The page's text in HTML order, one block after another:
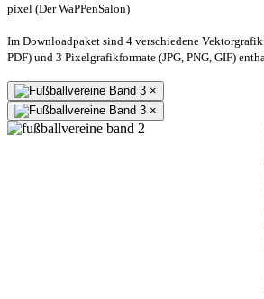
pixel (Der WaPPenSalon)
Im Downloadpaket sind 4 verschiedene
PDF) und 3 Pixelgrafikformate (JPG, PNG, GIF)
×
×